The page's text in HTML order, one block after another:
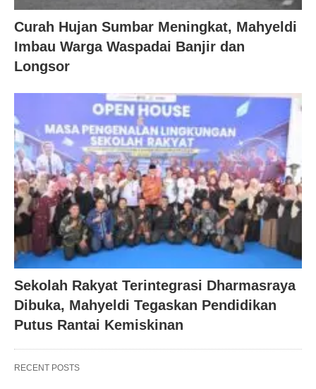
Curah Hujan Sumbar Meningkat, Mahyeldi
Imbau Warga Waspadai Banjir dan
Longsor
Sekolah Rakyat Terintegrasi Dharmasraya
Dibuka, Mahyeldi Tegaskan Pendidikan
Putus Rantai Kemiskinan
RECENT POSTS